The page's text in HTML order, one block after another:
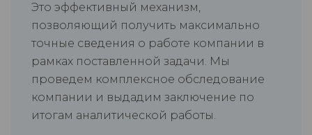
Это эффективный механизм,
позволяющий получить максимально
точные сведения о работе компании в
рамках поставленной задачи. Мы
проведем комплексное обследование
компании и выдадим заключение по
итогам аналитической работы.